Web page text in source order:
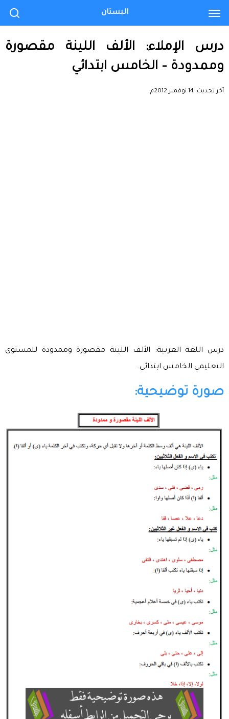
درس الإملاء: الألف اللينة مقصورة
وممدودة – الخامس ابتدائي
آخر تحديث: 14 نوفمبر 2012م
درس اللغة العربية: الألف اللينة مقصورة وممدودة للمستوى
التعليمي الخامس ابتدائي.
صورة توضيحية:
البستان